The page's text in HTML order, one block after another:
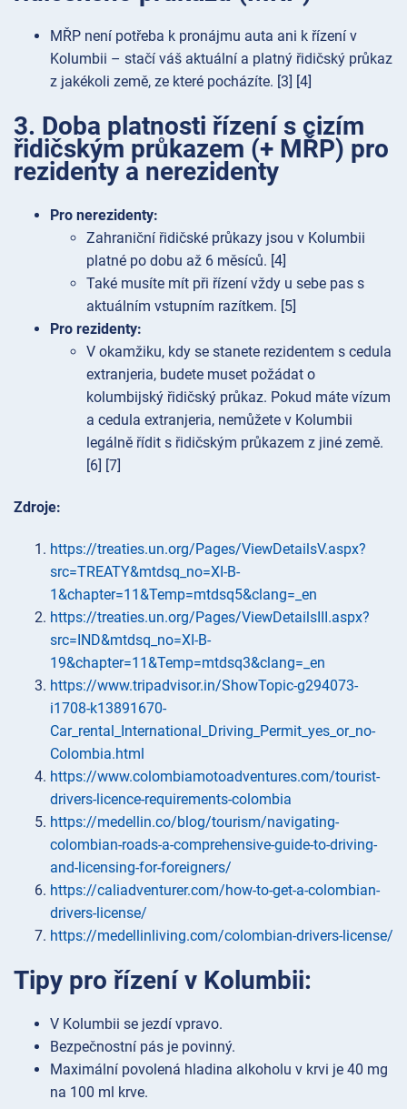
MŘP není potřeba k pronájmu auta ani k řízení v
Kolumbii – stačí váš aktuální a platný řidičský průkaz
z jakékoli země, ze které pocházíte. [3] [4]
3. Doba platnosti řízení s cizím
řidičským průkazem (+ MŘP) pro
rezidenty a nerezidenty
Pro nerezidenty:
Zahraniční řidičské průkazy jsou v Kolumbii
platné po dobu až 6 měsíců. [4]
Také musíte mít při řízení vždy u sebe pas s
aktuálním vstupním razítkem. [5]
Pro rezidenty:
V okamžiku, kdy se stanete rezidentem s cedula
extranjeria, budete muset požádat o
kolumbijský řidičský průkaz. Pokud máte vízum
a cedula extranjeria, nemůžete v Kolumbii
legálně řídit s řidičským průkazem z jiné země.
[6] [7]
Zdroje:
https://treaties.un.org/Pages/ViewDetailsV.aspx?
src=TREATY&mtdsq_no=XI-B-
1&chapter=11&Temp=mtdsq5&clang=_en
https://treaties.un.org/Pages/ViewDetailsIII.aspx?
src=IND&mtdsq_no=XI-B-
19&chapter=11&Temp=mtdsq3&clang=_en
https://www.tripadvisor.in/ShowTopic-g294073-
i1708-k13891670-
Car_rental_International_Driving_Permit_yes_or_no-
Colombia.html
https://www.colombiamotoadventures.com/tourist-
drivers-licence-requirements-colombia
https://medellin.co/blog/tourism/navigating-
colombian-roads-a-comprehensive-guide-to-driving-
and-licensing-for-foreigners/
https://caliadventurer.com/how-to-get-a-colombian-
drivers-license/
https://medellinliving.com/colombian-drivers-license/
Tipy pro řízení v Kolumbii:
V Kolumbii se jezdí vpravo.
Bezpečnostní pás je povinný.
Maximální povolená hladina alkoholu v krvi je 40 mg
na 100 ml krve.